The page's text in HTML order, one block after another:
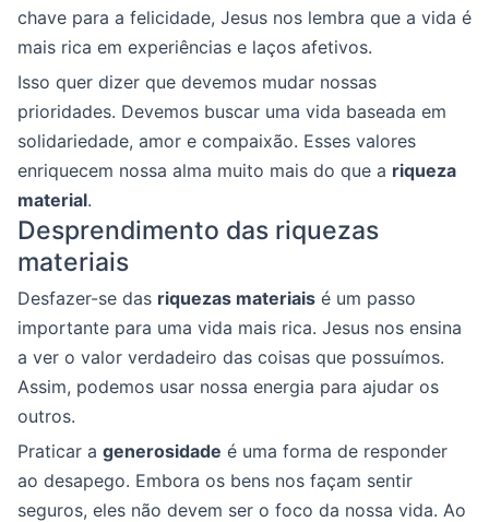
chave para a felicidade, Jesus nos lembra que a vida é
mais rica em experiências e laços afetivos.
Isso quer dizer que devemos mudar nossas
prioridades. Devemos buscar uma vida baseada em
solidariedade, amor e compaixão. Esses valores
enriquecem nossa alma muito mais do que a riqueza
material.
Desprendimento das riquezas
materiais
Desfazer-se das riquezas materiais é um passo
importante para uma vida mais rica. Jesus nos ensina
a ver o valor verdadeiro das coisas que possuímos.
Assim, podemos usar nossa energia para ajudar os
outros.
Praticar a generosidade é uma forma de responder
ao desapego. Embora os bens nos façam sentir
seguros, eles não devem ser o foco da nossa vida. Ao